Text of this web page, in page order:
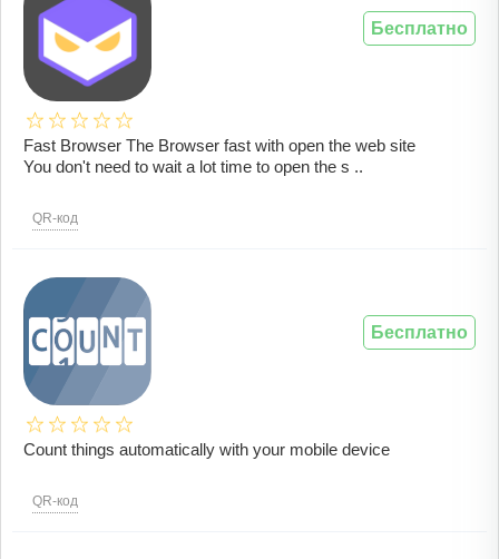
Fast Browser The Browser fast with open the web site
You don't need to wait a lot time to open the s ..
QR-код
Бесплатно
Count things automatically with your mobile device
QR-код
Бесплатно